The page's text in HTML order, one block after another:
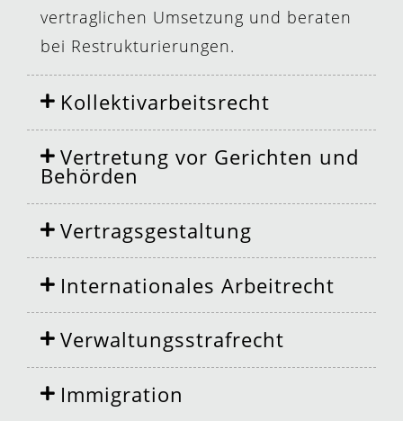
vertraglichen Umsetzung und beraten
bei Restrukturierungen.
Kollektivarbeitsrecht
Vertretung vor Gerichten und
Behörden
Vertragsgestaltung
Internationales Arbeitrecht
Verwaltungsstrafrecht
Immigration